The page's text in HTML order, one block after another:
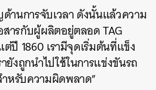
ด้านการจับเวลา ดังนั้นแล้วความ
สารกับผู้ผลิตอยู่ตลอด TAG
ปี 1860 เรามีจุดเริ่มต้นที่แข็ง
ยังถูกนำไปใช้ในการแข่งขันรถ
หรับความผิดพลาด”